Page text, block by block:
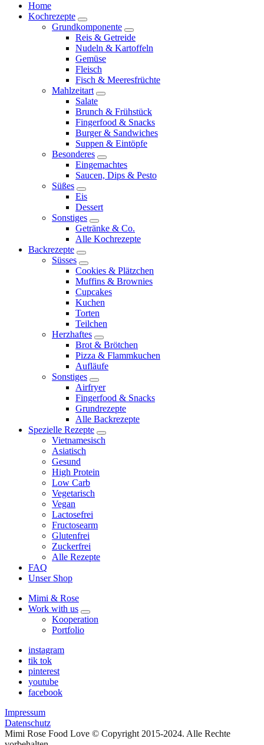
Home
Kochrezepte
expand
child
menu
Grundkomponente
expand
child
menu
Reis & Getreide
Nudeln & Kartoffeln
Gemüse
Fleisch
Fisch & Meeresfrüchte
Mahlzeitart
expand
child
menu
Salate
Brunch & Frühstück
Fingerfood & Snacks
Burger & Sandwiches
Suppen & Eintöpfe
Besonderes
expand
child
menu
Eingemachtes
Saucen, Dips & Pesto
Süßes
expand
child
menu
Eis
Dessert
Sonstiges
expand
child
menu
Getränke & Co.
Alle Kochrezepte
Backrezepte
expand
child
menu
Süsses
expand
child
menu
Cookies & Plätzchen
Muffins & Brownies
Cupcakes
Kuchen
Torten
Teilchen
Herzhaftes
expand
child
menu
Brot & Brötchen
Pizza & Flammkuchen
Aufläufe
Sonstiges
expand
child
menu
Airfryer
Fingerfood & Snacks
Grundrezepte
Alle Backrezepte
Spezielle Rezepte
expand
child
Vietnamesisch
Asiatisch
Gesund
High Protein
Low Carb
Vegetarisch
Vegan
Lactosefrei
Fructosearm
Glutenfrei
Zuckerfrei
Alle Rezepte
FAQ
Unser Shop
Mimi & Rose
Work with us
expand
child
Kooperation
Portfolio
instagram
tik tok
pinterest
youtube
facebook
Impressum
Datenschutz
Mimi Rose Food Love © Copyright 2015-2024. Alle Rechte